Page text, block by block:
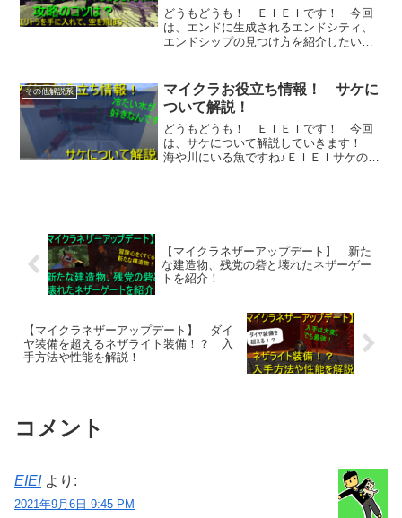
飛ぼう！
どうもどうも！ ＥＩＥＩです！ 今回
は、エンドに生成されるエンドシティ、
エンドシップの見つけ方を紹介したいと
その他解説系
マイクラお役立ち情報！ サケに
ついて解説！
どうもどうも！ ＥＩＥＩです！ 今回
は、サケについて解説していきます！
海や川にいる魚ですね♪ＥＩＥＩサケの漢
【マイクラネザーアップデート】 新た
な建造物、残党の砦と壊れたネザーゲー
トを紹介！
【マイクラネザーアップデート】 ダイ
ヤ装備を超えるネザライト装備！？ 入
手方法や性能を解説！
コメント
EIEI より:
2021年9月6日 9:45 PM